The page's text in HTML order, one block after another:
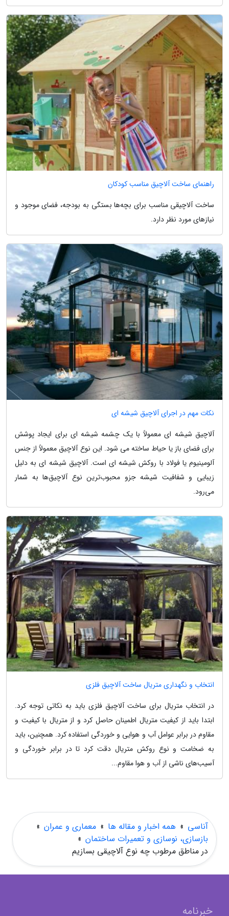
راهنمای ساخت آلاچیق مناسب کودکان
ساخت آلاچیقی مناسب برای بچه‌ها بستگی به بودجه، فضای موجود و
نیازهای مورد نظر دارد.
نکات مهم در اجرای آلاچیق شیشه ای
آلاچیق شیشه ای معمولاً با یک چشمه شیشه ای برای ایجاد پوشش
برای فضای باز یا حیاط ساخته می شود. این نوع آلاچیق معمولاً از جنس
آلومینیوم یا فولاد با روکش شیشه ای است. آلاچیق شیشه ای به دلیل
زیبایی و شفافیت شیشه جزو محبوب‌ترین نوع آلاچیق‌ها به شمار
می‌رود.
انتخاب و نگهداری متریال ساخت آلاچیق فلزی
در انتخاب متریال برای ساخت آلاچیق فلزی باید به نکاتی توجه کرد.
ابتدا باید از کیفیت متریال اطمینان حاصل کرد و از متریال با کیفیت و
مقاوم در برابر عوامل آب و هوایی و خوردگی استفاده کرد. همچنین، باید
به ضخامت و نوع روکش متریال دقت کرد تا در برابر خوردگی و
آسیب‌های ناشی از آب و هوا مقاوم...
آناسی » همه اخبار و مقاله ها » معماری و عمران »
بازسازی، نوسازی و تعمیرات ساختمان »
در مناطق مرطوب چه نوع آلاچیقی بسازیم
خبرنامه